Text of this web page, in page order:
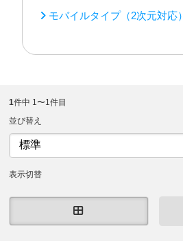
モバイルタイプ（2次元対応）
1件中 1〜1件目
並び替え
表示切替